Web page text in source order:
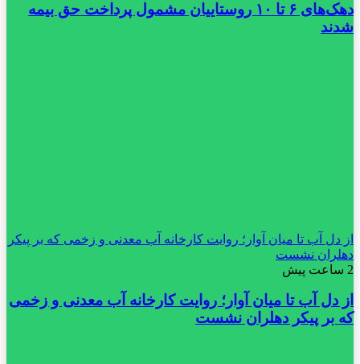
دهک‌های ۶ تا ۱۰ روستاییان مشمول پرداخت حق بیمه
شدند
از دل آب تا میان آوار؛ روایت کارخانه آب معدنی و زخمی که بر پیکر
دهلران نشست
2 ساعت پیش
از دل آب تا میان آوار؛ روایت کارخانه آب معدنی و زخمی
که بر پیکر دهلران نشست